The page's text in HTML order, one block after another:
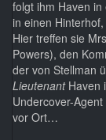
folgt ihm Haven
in einen
Hier treffen sie
Powers), den
der von Stellman
Lieutenant Haven
Undercover-
vor Ort…